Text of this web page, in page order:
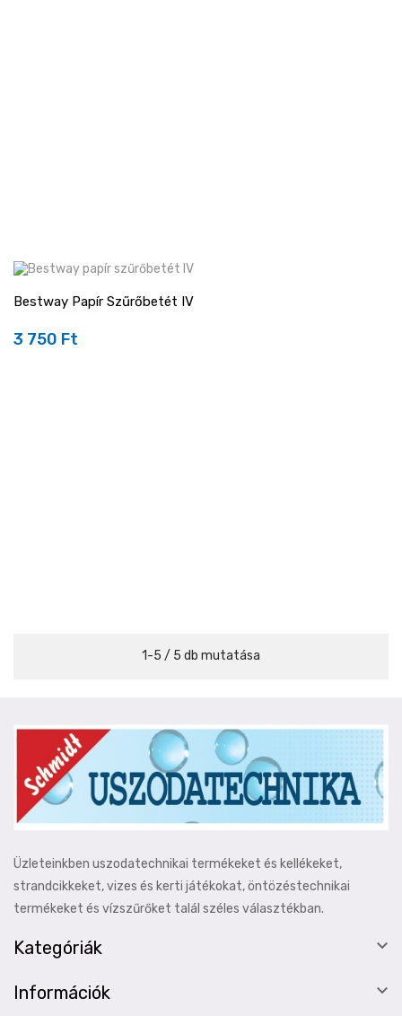
Bestway Papír Szűrőbetét IV
Ár
3 750 Ft
1-5 / 5 db mutatása
Üzleteinkben uszodatechnikai termékeket és kellékeket,
strandcikkeket, vizes és kerti játékokat, öntözéstechnikai
termékeket és vízszűrőket talál széles választékban.
Kategóriák 
Információk 